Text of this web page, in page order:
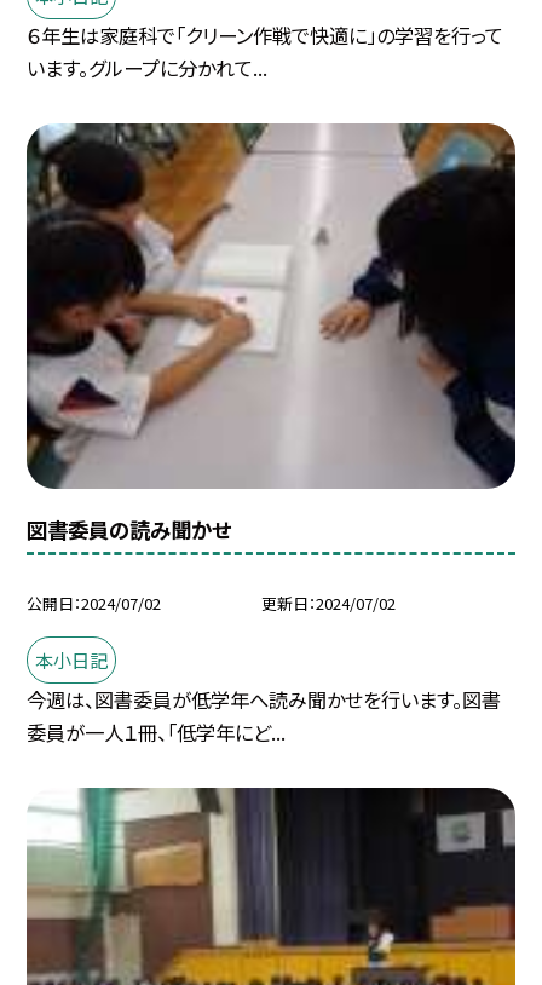
６年生は家庭科で「クリーン作戦で快適に」の学習を行って
います。グループに分かれて...
図書委員の読み聞かせ
公開日 2024/07/02 更新日 2024/07/02
本小日記
今週は、図書委員が低学年へ読み聞かせを行います。図書
委員が一人１冊、「低学年にど...